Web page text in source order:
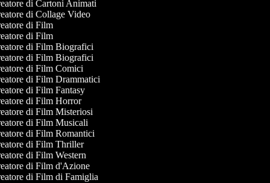
di Cartoni Animati
di Collage Video
di Film
di Film
di Film Biografici
di Film Biografici
di Film Comici
di Film Drammatici
di Film Fantasy
di Film Horror
di Film Misteriosi
di Film Musicali
di Film Romantici
di Film Thriller
di Film Western
di Film d'Azione
di Film di Famiglia